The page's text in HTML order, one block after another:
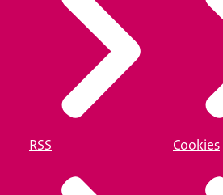
RSS Cookies